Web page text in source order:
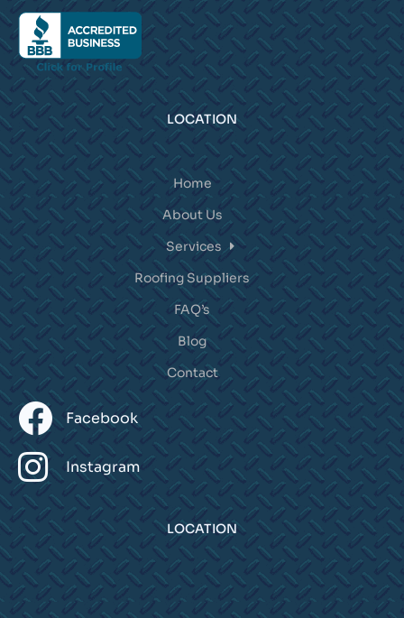
LOCATION
Home
About Us
Services
Roofing Suppliers
FAQ’s
Blog
Contact
Facebook
Instagram
LOCATION